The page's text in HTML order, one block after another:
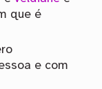
que é
e com